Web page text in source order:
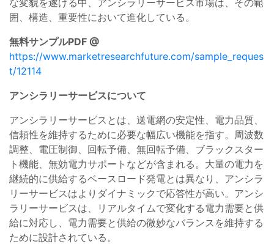
囲、構造、重要性において進化している。
無料サンプルPDF @
https://www.marketresearchfuture.com/sample_reques
t/12114
アンシラリーサービスについて
アンシラリーサービスとは、送電網の安定性、電力品質、
信頼性を維持するために必要な幅広い機能を指す。周波数
調整、電圧制御、回転予備、無回転予備、ブラックスター
ト機能、無効電力サポートなどが含まれる。大量の電力を
継続的に供給するベースロード発電とは異なり、アンシラ
リーサービスはよりダイナミックで応答性が高い。アンシ
ラリーサービスは、リアルタイムで変化する電力需要と供
給に対応し、電力需要と供給の微妙なバランスを維持する
ために設計されている。